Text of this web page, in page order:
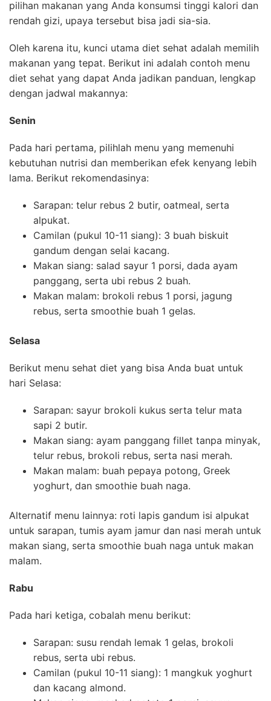
pilihan makanan yang Anda konsumsi tinggi kalori dan
rendah gizi, upaya tersebut bisa jadi sia-sia.
Oleh karena itu, kunci utama diet sehat adalah memilih
makanan yang tepat. Berikut ini adalah contoh menu
diet sehat yang dapat Anda jadikan panduan, lengkap
dengan jadwal makannya:
Senin
Pada hari pertama, pilihlah menu yang memenuhi
kebutuhan nutrisi dan memberikan efek kenyang lebih
lama. Berikut rekomendasinya:
Sarapan: telur rebus 2 butir, oatmeal, serta
alpukat.
Camilan (pukul 10-11 siang): 3 buah biskuit
gandum dengan selai kacang.
Makan siang: salad sayur 1 porsi, dada ayam
panggang, serta ubi rebus 2 buah.
Makan malam: brokoli rebus 1 porsi, jagung
rebus, serta smoothie buah 1 gelas.
Selasa
Berikut menu sehat diet yang bisa Anda buat untuk
hari Selasa:
Sarapan: sayur brokoli kukus serta telur mata
sapi 2 butir.
Makan siang: ayam panggang fillet tanpa minyak,
telur rebus, brokoli rebus, serta nasi merah.
Makan malam: buah pepaya potong, Greek
yoghurt, dan smoothie buah naga.
Alternatif menu lainnya: roti lapis gandum isi alpukat
untuk sarapan, tumis ayam jamur dan nasi merah untuk
makan siang, serta smoothie buah naga untuk makan
malam.
Rabu
Pada hari ketiga, cobalah menu berikut:
Sarapan: susu rendah lemak 1 gelas, brokoli
rebus, serta ubi rebus.
Camilan (pukul 10-11 siang): 1 mangkuk yoghurt
dan kacang almond.